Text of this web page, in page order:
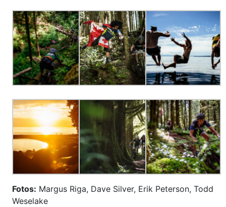
Fotos: Margus Riga, Dave Silver, Erik Peterson, Todd
Weselake